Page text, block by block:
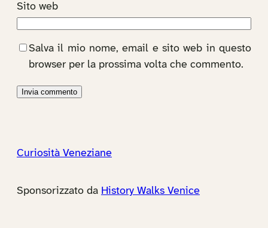
Sito web
Salva il mio nome, email e sito web in questo
browser per la prossima volta che commento.
Curiosità Veneziane
Sponsorizzato da History Walks Venice